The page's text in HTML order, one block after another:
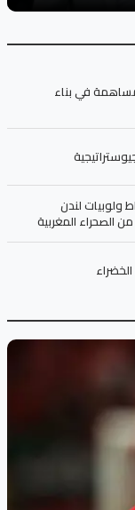
في بناء
ولوبيات لندن
الصحراء المغربية